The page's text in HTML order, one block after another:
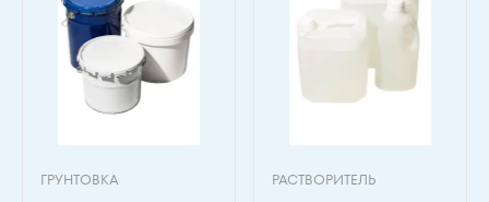
ГРУНТОВКА РАСТВОРИТЕЛЬ